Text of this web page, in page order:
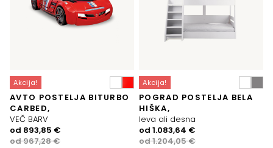
Akcija!
AVTO POSTELJA BITURBO
CARBED,
VEČ BARV
od967,28€
Izvirna
cena
od 893,85 €
Trenutna
cena
Akcija!
POGRAD POSTELJA BELA
HIŠKA,
leva ali desna
od1.204,05€
Izvirna
cena
od 1.083,64 €
Trenutna
cena